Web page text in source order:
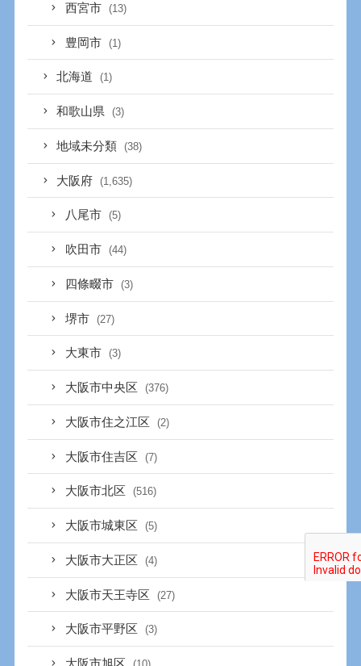
西宮市 (13)
豊岡市 (1)
北海道 (1)
和歌山県 (3)
地域未分類 (38)
大阪府 (1,635)
八尾市 (5)
吹田市 (44)
四條畷市 (3)
堺市 (27)
大東市 (3)
大阪市中央区 (376)
大阪市住之江区 (2)
大阪市住吉区 (7)
大阪市北区 (516)
大阪市城東区 (5)
大阪市大正区 (4)
大阪市天王寺区 (27)
大阪市平野区 (3)